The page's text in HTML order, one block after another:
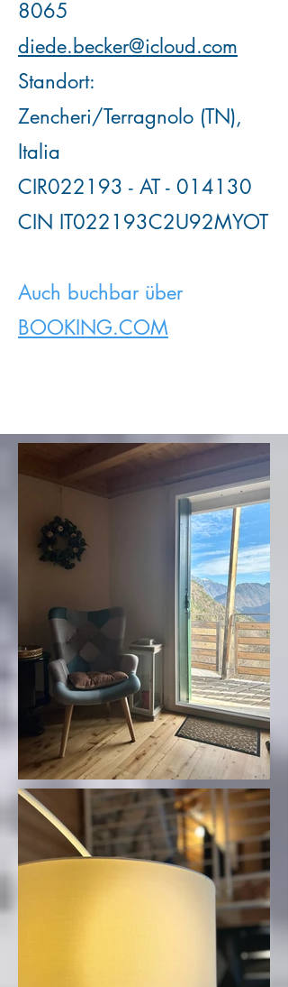
8065
diede.becker@icloud.com
Standort:
Zencheri/Terragnolo (TN),
Italia
CIR022193 - AT - 014130
CIN IT022193C2U92MYOT
Auch buchbar über
BOOKING.COM